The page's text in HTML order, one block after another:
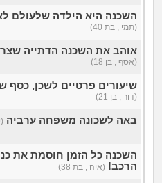
השכנה היא הילדה שלעולם
(תמי , בת 40)
אוהב את השכנה הדתייה
(אסף , בן 18)
שיעורים פרטיים לשכן, כסף
(דור , בן 21)
באה לשכונה משפחה ערביה
השכנה כל הזמן חוסמת את
הרכב! (איה , בת 38)